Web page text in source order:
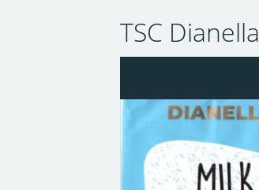
TSC Dianella